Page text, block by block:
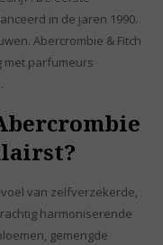
in de jaren 1990.
Abercrombie & Fitch
met parfumeurs
van zelfverzekerde,
harmoniserende
gemengde